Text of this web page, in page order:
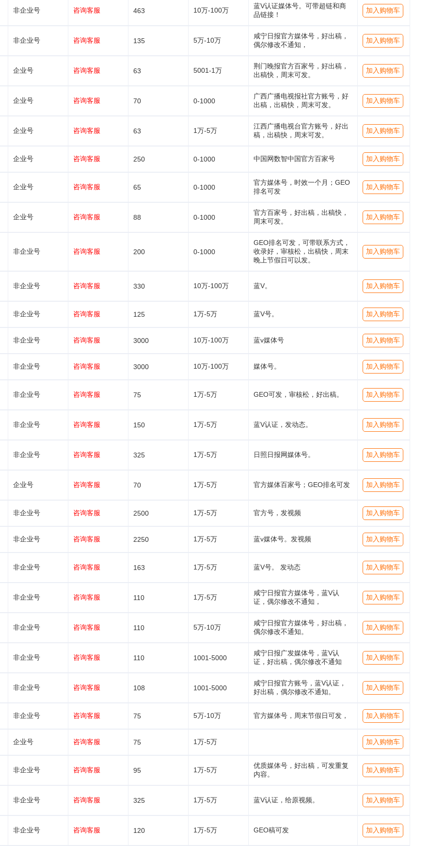
非企业号 咨询客服 463 10万-100万
蓝V认证媒体号。可带超链和商
品链接！
加入购物车
非企业号 咨询客服 135 5万-10万
咸宁日报官方媒体号，好出稿，
偶尔修改不通知，
加入购物车
企业号 咨询客服 63 5001-1万
荆门晚报官方百家号，好出稿，
出稿快，周末可发。
加入购物车
企业号 咨询客服 70 0-1000
广西广播电视报社官方账号，好
出稿，出稿快，周末可发。
加入购物车
企业号 咨询客服 63 1万-5万
江西广播电视台官方账号，好出
稿，出稿快，周末可发。
加入购物车
企业号 咨询客服 250 0-1000 中国网数智中国官方百家号 加入购物车
企业号 咨询客服 65 0-1000
官方媒体号，时效一个月；GEO
排名可发
加入购物车
企业号 咨询客服 88 0-1000
官方百家号，好出稿，出稿快，
周末可发。
加入购物车
非企业号 咨询客服 200 0-1000
GEO排名可发，可带联系方式，
收录好，审核松，出稿快，周末
晚上节假日可以发。
加入购物车
非企业号 咨询客服 330 10万-100万 蓝V。 加入购物车
非企业号 咨询客服 125 1万-5万 蓝V号。 加入购物车
非企业号 咨询客服 3000 10万-100万 蓝v媒体号 加入购物车
非企业号 咨询客服 3000 10万-100万 媒体号。 加入购物车
非企业号 咨询客服 75 1万-5万 GEO可发，审核松，好出稿。 加入购物车
非企业号 咨询客服 150 1万-5万 蓝V认证，发动态。 加入购物车
非企业号 咨询客服 325 1万-5万 日照日报网媒体号。 加入购物车
企业号 咨询客服 70 1万-5万 官方媒体百家号；GEO排名可发 加入购物车
非企业号 咨询客服 2500 1万-5万 官方号，发视频 加入购物车
非企业号 咨询客服 2250 1万-5万 蓝v媒体号。发视频 加入购物车
非企业号 咨询客服 163 1万-5万 蓝V号。 发动态 加入购物车
非企业号 咨询客服 110 1万-5万
咸宁日报官方媒体号，蓝V认
证，偶尔修改不通知，
加入购物车
非企业号 咨询客服 110 5万-10万
咸宁日报官方媒体号，好出稿，
偶尔修改不通知。
加入购物车
非企业号 咨询客服 110 1001-5000
咸宁日报广发媒体号，蓝V认
证，好出稿，偶尔修改不通知
加入购物车
非企业号 咨询客服 108 1001-5000
咸宁日报官方账号，蓝V认证，
好出稿，偶尔修改不通知。
加入购物车
非企业号 咨询客服 75 5万-10万 官方媒体号，周末节假日可发， 加入购物车
企业号 咨询客服 75 1万-5万 加入购物车
非企业号 咨询客服 95 1万-5万
优质媒体号，好出稿，可发重复
内容。
加入购物车
非企业号 咨询客服 325 1万-5万 蓝V认证，给原视频。 加入购物车
非企业号 咨询客服 120 1万-5万 GEO稿可发 加入购物车